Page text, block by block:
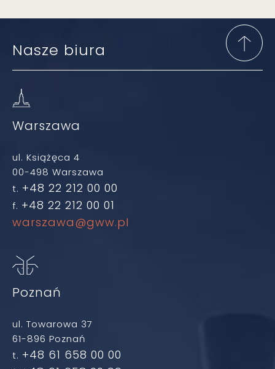
Nasze biura
Warszawa
ul. Książęca 4
00-498 Warszawa
t. +48 22 212 00 00
f. +48 22 212 00 01
warszawa@gww.pl
Poznań
ul. Towarowa 37
61-896 Poznań
t. +48 61 658 00 00